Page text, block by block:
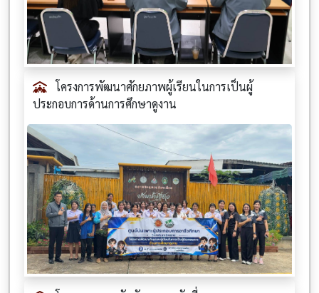
โครงการพัฒนาศักยภาพผู้เรียนในการเป็นผู้
ประกอบการด้านการศึกษาดูงาน